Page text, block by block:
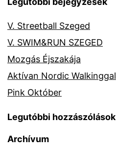
V. Streetball Szeged
V. SWIM&RUN SZEGED
Mozgás Éjszakája
Aktívan Nordic Walkinggal
Pink Október
Legutóbbi hozzászólások
Archívum